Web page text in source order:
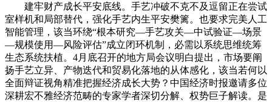
建牢财产成长平安底线。手艺冲破不克不及逗留正在尝试
室样机和局部替代，强化手艺内生平安樊篱。也要求完美人工
智能管理，该当环绕“根本研究—手艺攻关—中试验证—场景
—规模使用—风险评估”成立闭环机制，必需以系统思维统筹
生态系统扶植。4月底召开的地方局会议明白提出，市场要阐
扬手艺立异、产物迭代和贸易化落地的从体感化，该当若何以
全面辩证视角精准把握经济成长大势？中国经济时报邀请多位
深耕宏不雅经济范畴的专家学者深切分解、权势巨子解读。是